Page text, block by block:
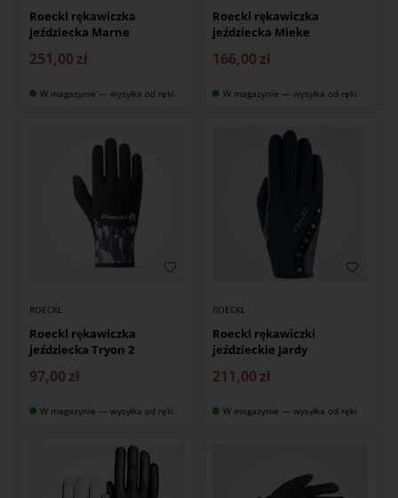
Roeckl rękawiczka
jeździecka Marne
251,00 zł
W magazynie — wysyłka od ręki
Roeckl rękawiczka
jeździecka Mieke
166,00 zł
W magazynie — wysyłka od ręki
ROECKL
Roeckl rękawiczka
jeździecka Tryon 2
97,00 zł
W magazynie — wysyłka od ręki
ROECKL
Roeckl rękawiczki
jeździeckie Jardy
211,00 zł
W magazynie — wysyłka od ręki